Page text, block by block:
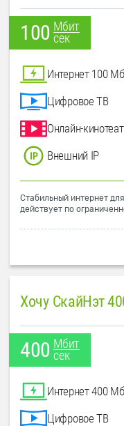
100 Мбит
сек
Интернет 100
Цифровое ТВ
Онлайн-
Внешний IP
Стабильный интернет
действует по
Хочу СкайНэт
400 Мбит
сек
Интернет 400
Цифровое ТВ